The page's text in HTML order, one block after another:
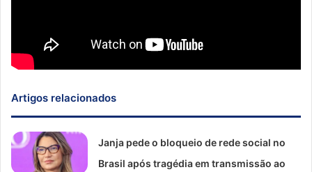
Artigos relacionados
Janja pede o bloqueio de rede social no
Brasil após tragédia em transmissão ao